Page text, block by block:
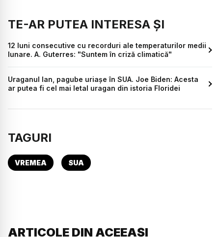
TE-AR PUTEA INTERESA ȘI
12 luni consecutive cu recorduri ale temperaturilor medii
lunare. A. Guterres: "Suntem în criză climatică"
Uraganul Ian, pagube uriașe în SUA. Joe Biden: Acesta
ar putea fi cel mai letal uragan din istoria Floridei
TAGURI
VREMEA SUA
ARTICOLE DIN ACEEAȘI